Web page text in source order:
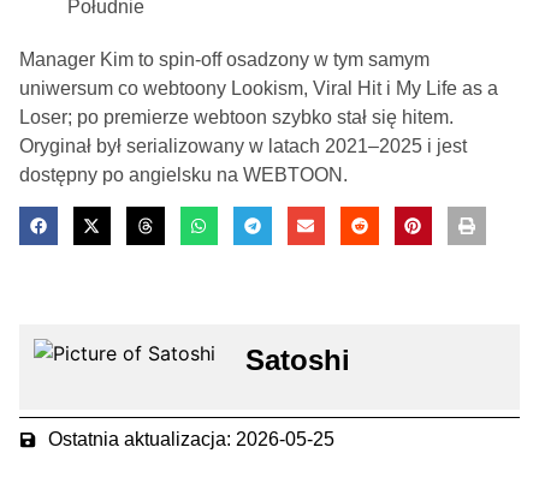
Południe
Manager Kim to spin-off osadzony w tym samym
uniwersum co webtoony Lookism, Viral Hit i My Life as a
Loser; po premierze webtoon szybko stał się hitem.
Oryginał był serializowany w latach 2021–2025 i jest
dostępny po angielsku na WEBTOON.
Satoshi
Ostatnia aktualizacja: 2026-05-25